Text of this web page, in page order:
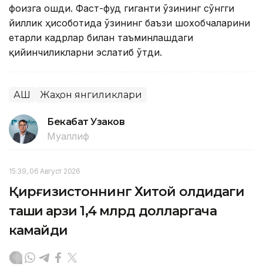
фоизга ошди. Фаст-фуд гиганти ўзининг сўнгги
йиллик ҳисоботида ўзининг баъзи шохобчаларини
етарли кадрлар билан таъминлашдаги
қийинчиликларни эслатиб ўтди.
АҚШ Жаҳон янгиликлари
Бекабат Узаков
Муаллиф
15:39, 06 Август 2026
Қирғизистоннинг Хитой олдидаги
ташқи қарзи 1,4 млрд долларгача
камайди